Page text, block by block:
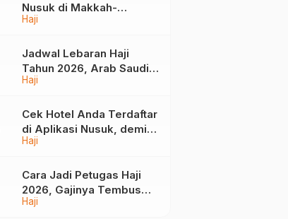
Haji
Nusuk di Makkah-
Madinah, Calon Jemaah
Haji
Jadwal Lebaran Haji
Tahun 2026, Arab Saudi
Mulai Terima Jemaah
Haji
Cek Hotel Anda Terdaftar
di Aplikasi Nusuk, demi
Umrah yang Aman dan
Haji
Cara Jadi Petugas Haji
2026, Gajinya Tembus
Rp75 Juta!